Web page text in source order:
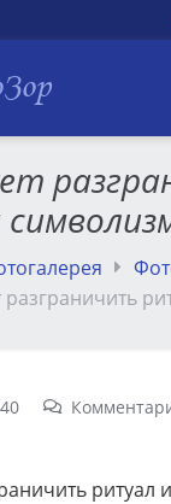
ритуал